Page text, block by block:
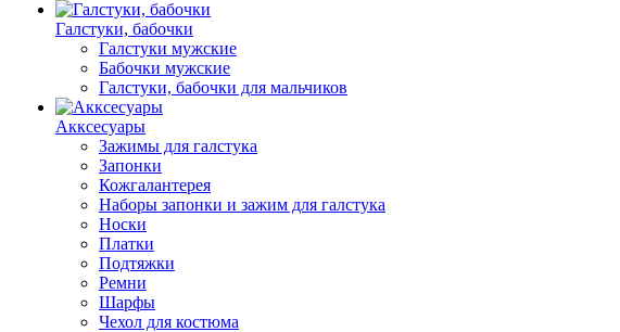
Галстуки, бабочки
Галстуки мужские
Бабочки мужские
Галстуки, бабочки для мальчиков
Акксесуары
Зажимы для галстука
Запонки
Кожгалантерея
Наборы запонки и зажим для галстука
Носки
Платки
Подтяжки
Ремни
Шарфы
Чехол для костюма